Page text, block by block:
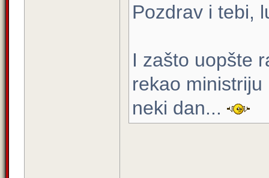
Pozdrav i tebi,
I zašto uopšte
rekao
neki dan...